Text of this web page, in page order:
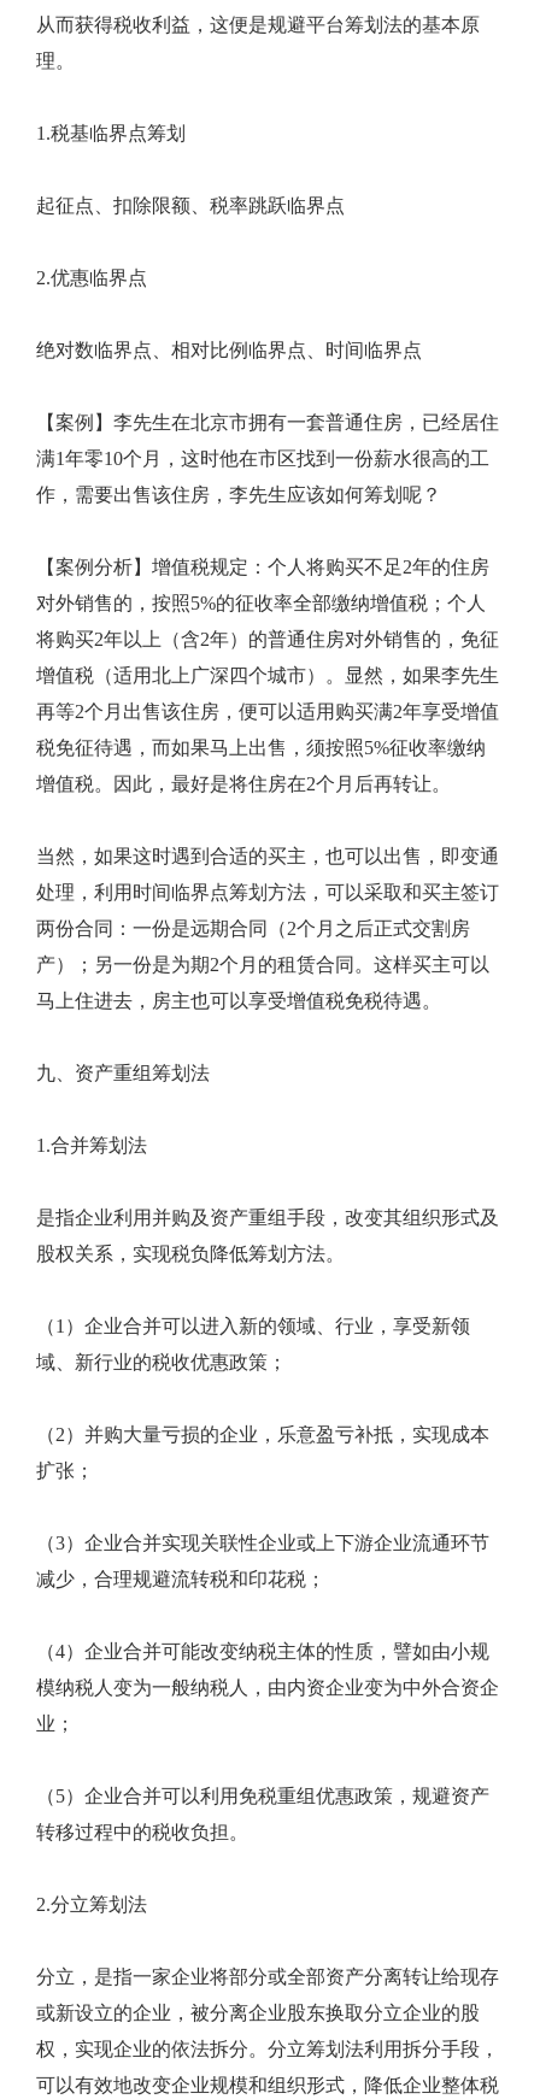
从而获得税收利益，这便是规避平台筹划法的基本原
理。
1.税基临界点筹划
起征点、扣除限额、税率跳跃临界点
2.优惠临界点
绝对数临界点、相对比例临界点、时间临界点
【案例】李先生在北京市拥有一套普通住房，已经居住
满1年零10个月，这时他在市区找到一份薪水很高的工
作，需要出售该住房，李先生应该如何筹划呢？
【案例分析】增值税规定：个人将购买不足2年的住房
对外销售的，按照5%的征收率全部缴纳增值税；个人
将购买2年以上（含2年）的普通住房对外销售的，免征
增值税（适用北上广深四个城市）。显然，如果李先生
再等2个月出售该住房，便可以适用购买满2年享受增值
税免征待遇，而如果马上出售，须按照5%征收率缴纳
增值税。因此，最好是将住房在2个月后再转让。
当然，如果这时遇到合适的买主，也可以出售，即变通
处理，利用时间临界点筹划方法，可以采取和买主签订
两份合同：一份是远期合同（2个月之后正式交割房
产）；另一份是为期2个月的租赁合同。这样买主可以
马上住进去，房主也可以享受增值税免税待遇。
九、资产重组筹划法
1.合并筹划法
是指企业利用并购及资产重组手段，改变其组织形式及
股权关系，实现税负降低筹划方法。
（1）企业合并可以进入新的领域、行业，享受新领
域、新行业的税收优惠政策；
（2）并购大量亏损的企业，乐意盈亏补抵，实现成本
扩张；
（3）企业合并实现关联性企业或上下游企业流通环节
减少，合理规避流转税和印花税；
（4）企业合并可能改变纳税主体的性质，譬如由小规
模纳税人变为一般纳税人，由内资企业变为中外合资企
业；
（5）企业合并可以利用免税重组优惠政策，规避资产
转移过程中的税收负担。
2.分立筹划法
分立，是指一家企业将部分或全部资产分离转让给现存
或新设立的企业，被分离企业股东换取分立企业的股
权，实现企业的依法拆分。分立筹划法利用拆分手段，
可以有效地改变企业规模和组织形式，降低企业整体税